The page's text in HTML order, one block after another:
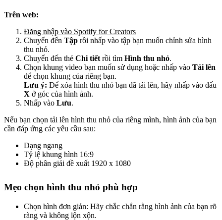
Trên web:
Đăng nhập vào Spotify for Creators
Chuyển đến Tập rồi nhấp vào tập bạn muốn chỉnh sửa hình
thu nhỏ.
Chuyển đến thẻ Chi tiết rồi tìm Hình thu nhỏ.
Chọn khung video bạn muốn sử dụng hoặc nhấp vào Tải lên
để chọn khung của riêng bạn.
Lưu ý: Để xóa hình thu nhỏ bạn đã tải lên, hãy nhấp vào dấu
X ở góc của hình ảnh.
Nhấp vào Lưu.
Nếu bạn chọn tải lên hình thu nhỏ của riêng mình, hình ảnh của bạn
cần đáp ứng các yêu cầu sau:
Dạng ngang
Tỷ lệ khung hình 16:9
Độ phân giải đề xuất 1920 x 1080
Mẹo chọn hình thu nhỏ phù hợp
Chọn hình đơn giản: Hãy chắc chắn rằng hình ảnh của bạn rõ
ràng và không lộn xộn.